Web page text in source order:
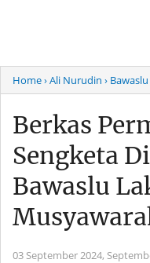
Home› Ali Nurudin ›
Berkas
Sengketa
Bawaslu
03 September 2024,